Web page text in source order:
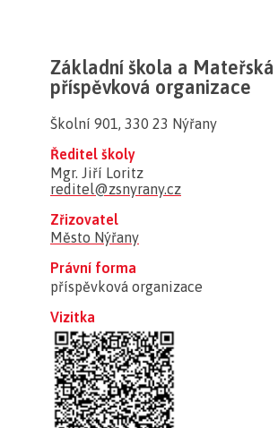
Základní škola a Mateřská
příspěvková organizace
Školní 901, 330 23 Nýřany
Ředitel školy
Mgr. Jiří Loritz
reditel@zsnyrany.cz
Zřizovatel
Město Nýřany
Právní forma
příspěvková organizace
Vizitka